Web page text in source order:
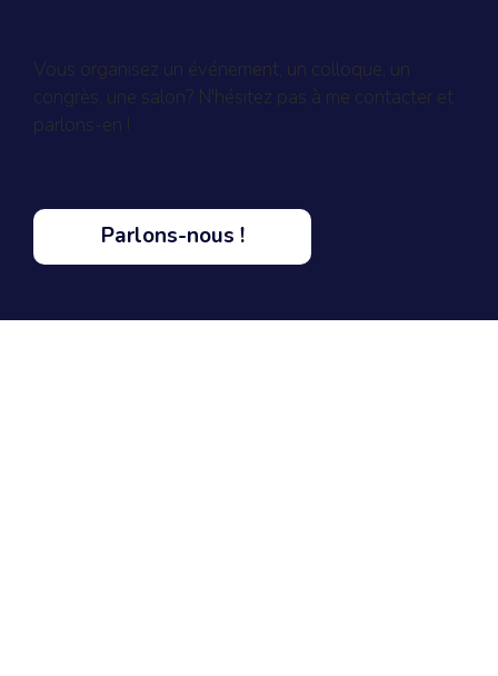
Vous organisez un événement, un colloque, un
congrès, une salon? N'hésitez pas à me contacter et
parlons-en !
Parlons-nous !